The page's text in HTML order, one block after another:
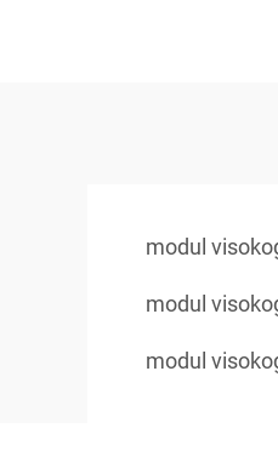
modul
modul
modul